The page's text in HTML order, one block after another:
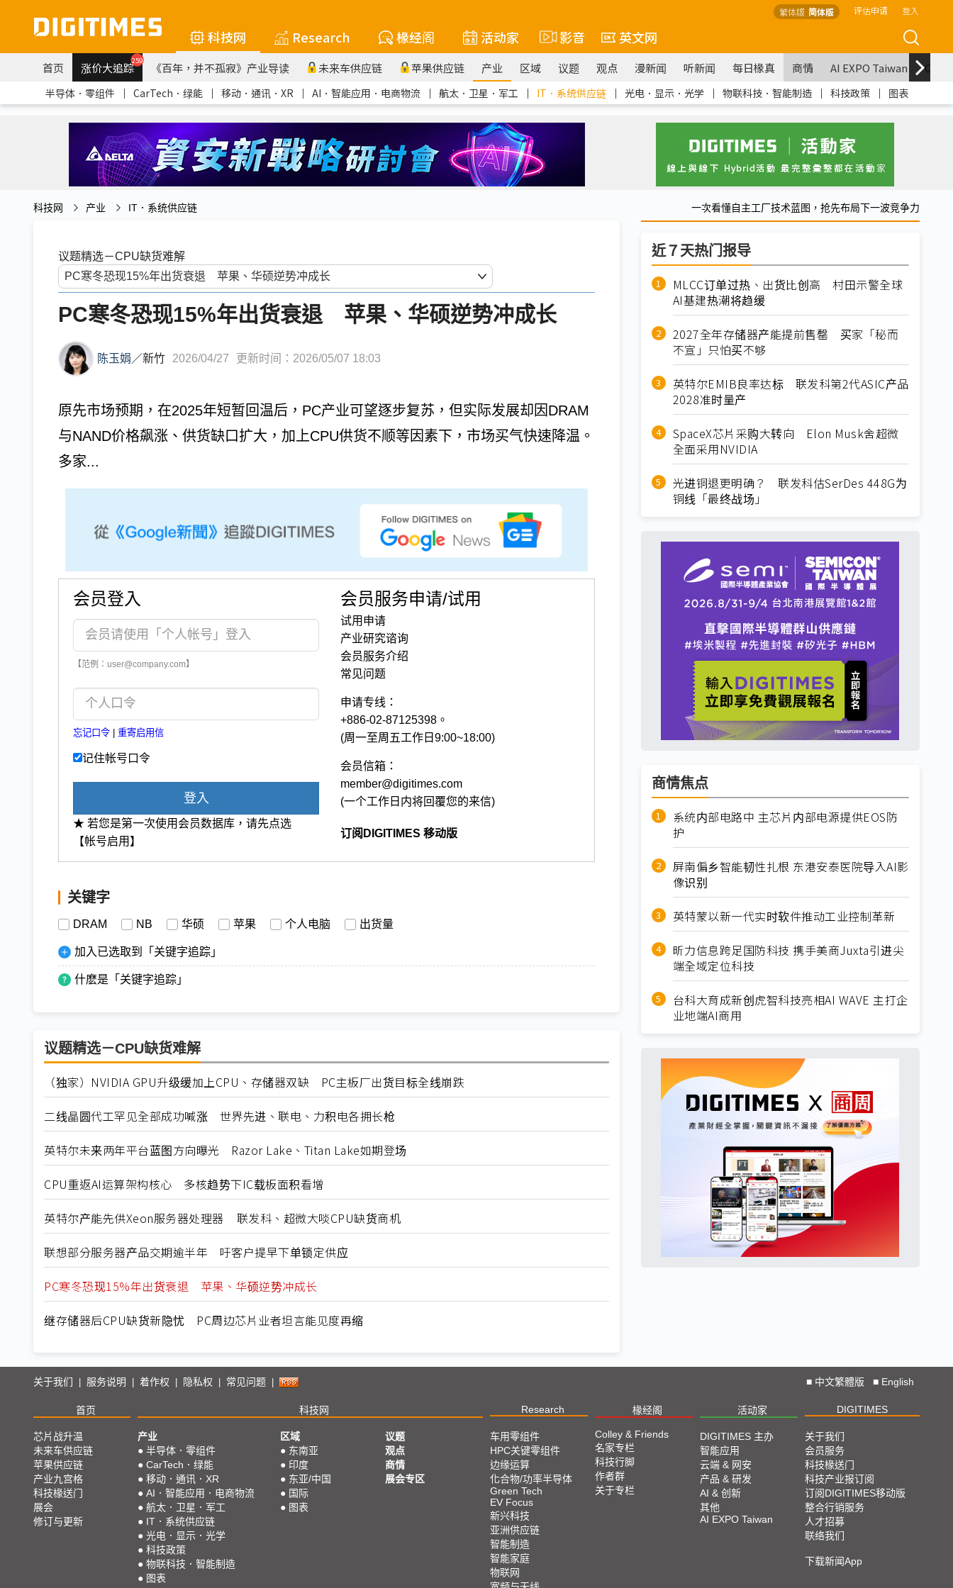
繁体版 简体版 评估申请 登入
科技网 Research 椽经阁 活动家 影音 英文网
首页 涨价大追踪259 《百年，并不孤寂》产业导读 未来车供应链 苹果供应链 产业 区域 议题 观点 漫新闻 听新闻 每日椽真 商情 AI EXPO Taiwan
半导体．零组件 ｜ CarTech．绿能 ｜ 移动．通讯．XR ｜ AI．智能应用．电商物流 ｜ 航太．卫星．军工 ｜ IT．系统供应链 ｜ 光电．显示．光学 ｜ 物联科技．智能制造 ｜ 科技政策 ｜ 图表
科技网 产业 IT．系统供应链 一次看懂自主工厂技术蓝图，抢先布局下一波竞争力
议题精选－CPU缺货难解
PC寒冬恐现15%年出货衰退 苹果、华硕逆势冲成长
陈玉娟 ／新竹 2026/04/27 更新时间：2026/05/07 18:03
原先市场预期，在2025年短暂回温后，PC产业可望逐步复苏，但实际发展却因DRAM
与NAND价格飙涨、供货缺口扩大，加上CPU供货不顺等因素下，市场买气快速降温。
多家...
会员登入
【范例：user@company.com】
忘记口令 重寄启用信
记住帐号口令
登入
★ 若您是第一次使用会员数据库，请先点选
【帐号启用】
会员服务申请/试用
试用申请
产业研究谘询
会员服务介绍
常见问题
申请专线：
+886-02-87125398。
(周一至周五工作日9:00~18:00)
会员信箱：
member@digitimes.com
(一个工作日内将回覆您的来信)
订阅DIGITIMES 移动版
关键字
DRAM NB 华硕 苹果 个人电脑 出货量
加入已选取到「关键字追踪」
什麽是「关键字追踪」
议题精选－CPU缺货难解
（独家）NVIDIA GPU升级缓加上CPU、存储器双缺 PC主板厂出货目标全线崩跌
二线晶圆代工罕见全部成功喊涨 世界先进、联电、力积电各拥长枪
英特尔未来两年平台蓝图方向曝光 Razor Lake、Titan Lake如期登场
CPU重返AI运算架构核心 多核趋势下IC载板面积看增
英特尔产能先供Xeon服务器处理器 联发科、超微大啖CPU缺货商机
联想部分服务器产品交期逾半年 吁客户提早下单锁定供应
PC寒冬恐现15%年出货衰退 苹果、华硕逆势冲成长
继存储器后CPU缺货新隐忧 PC周边芯片业者坦言能见度再缩
近７天热门报导
MLCC订单过热、出货比创高 村田示警全球
AI基建热潮将趋缓
2027全年存储器产能提前售罄 买家「秘而
不宣」只怕买不够
英特尔EMIB良率达标 联发科第2代ASIC产品
2028准时量产
SpaceX芯片采购大转向 Elon Musk舍超微
全面采用NVIDIA
光进铜退更明确？ 联发科估SerDes 448G为
铜线「最终战场」
商情焦点
系统内部电路中 主芯片内部电源提供EOS防
护
屏南偏乡智能韧性扎根 东港安泰医院导入AI影
像识别
英特蒙以新一代实时软件推动工业控制革新
昕力信息跨足国防科技 携手美商Juxta引进尖
端全域定位科技
台科大育成新创虎智科技亮相AI WAVE 主打企
业地端AI商用
关于我们 服务说明 着作权 隐私权 常见问题 ■ 中文繁體版 ■ English
首页 科技网 Research 椽经阁 活动家 DIGITIMES
芯片战升温
未来车供应链
苹果供应链
产业九宫格
科技椽送门
展会
修订与更新
产业
● 半导体．零组件
● CarTech．绿能
● 移动．通讯．XR
● AI．智能应用．电商物流
● 航太．卫星．军工
● IT．系统供应链
● 光电．显示．光学
● 科技政策
● 物联科技．智能制造
● 图表
区域
● 东南亚
● 印度
● 东亚/中国
● 国际
● 图表
议题
观点
商情
展会专区
车用零组件
HPC关键零组件
边缘运算
化合物/功率半导体
Green Tech
EV Focus
新兴科技
亚洲供应链
智能制造
智能家庭
物联网
Colley & Friends
名家专栏
科技行脚
作者群
关于专栏
DIGITIMES 主办
智能应用
云端 & 网安
产品 & 研发
AI & 创新
其他
AI EXPO Taiwan
关于我们
会员服务
科技椽送门
科技产业报订阅
订阅DIGITIMES移动版
整合行销服务
人才招募
联络我们
下载新闻App